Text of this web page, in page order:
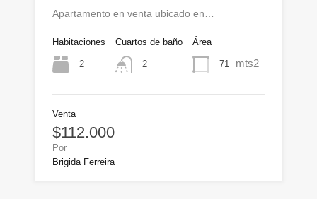
Apartamento en venta ubicado en…
Habitaciones
2
Cuartos de baño
2
Área
71 mts2
Venta
$112.000
Por
Brigida Ferreira